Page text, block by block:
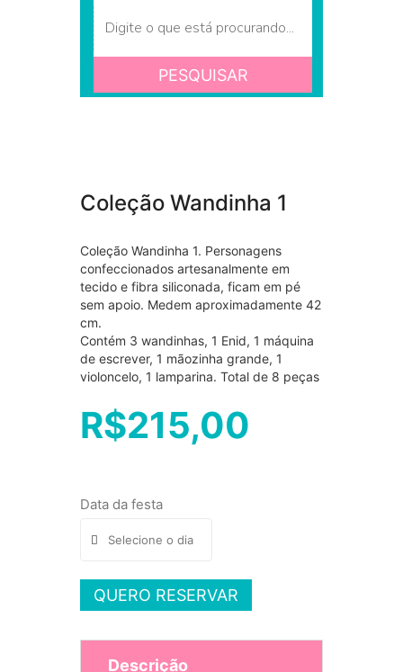
PESQUISAR
Coleção Wandinha 1
Coleção Wandinha 1. Personagens
confeccionados artesanalmente em
tecido e fibra siliconada, ficam em pé
sem apoio. Medem aproximadamente 42
cm.
Contém 3 wandinhas, 1 Enid, 1 máquina
de escrever, 1 mãozinha grande, 1
violoncelo, 1 lamparina. Total de 8 peças
R$215,00
Data da festa
QUERO RESERVAR
Descrição